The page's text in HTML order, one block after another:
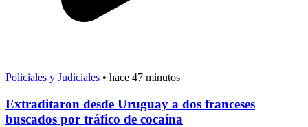
Policiales y Judiciales • hace 47 minutos
Extraditaron desde Uruguay a dos franceses
buscados por tráfico de cocaína